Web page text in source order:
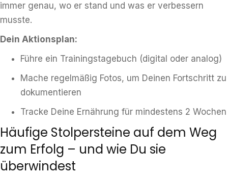
immer genau, wo er stand und was er verbessern
musste.
Dein Aktionsplan:
Führe ein Trainingstagebuch (digital oder analog)
Mache regelmäßig Fotos, um Deinen Fortschritt zu
dokumentieren
Tracke Deine Ernährung für mindestens 2 Wochen
Häufige Stolpersteine auf dem Weg
zum Erfolg – und wie Du sie
überwindest